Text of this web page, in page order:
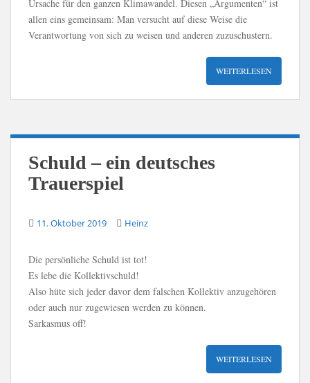
Ursache für den ganzen Klimawandel. Diesen „Argumenten“ ist
allen eins gemeinsam: Man versucht auf diese Weise die
Verantwortung von sich zu weisen und anderen zuzuschustern.
WEITERLESEN
Schuld – ein deutsches
Trauerspiel
11. Oktober 2019 Heinz
Die persönliche Schuld ist tot!
Es lebe die Kollektivschuld!
Also hüte sich jeder davor dem falschen Kollektiv anzugehören
oder auch nur zugewiesen werden zu können.
Sarkasmus off!
WEITERLESEN